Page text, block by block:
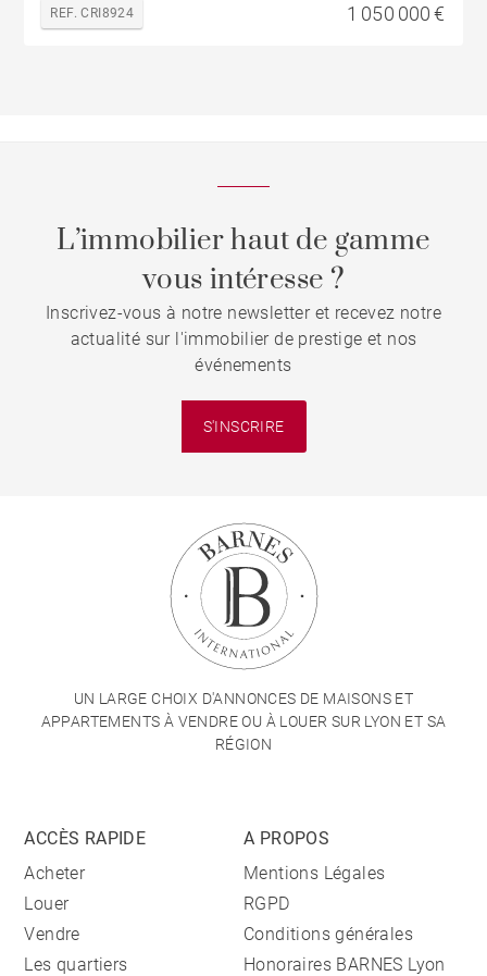
REF. CRI8924 1 050 000 €
L’immobilier haut de gamme
vous intéresse ?
Inscrivez-vous à notre newsletter et recevez notre
actualité sur l'immobilier de prestige et nos
événements
S'INSCRIRE
UN LARGE CHOIX D'ANNONCES DE MAISONS ET
APPARTEMENTS À VENDRE OU À LOUER SUR LYON ET SA
RÉGION
ACCÈS RAPIDE
Acheter
Louer
Vendre
Les quartiers
A PROPOS
Mentions Légales
RGPD
Conditions générales
Honoraires BARNES Lyon